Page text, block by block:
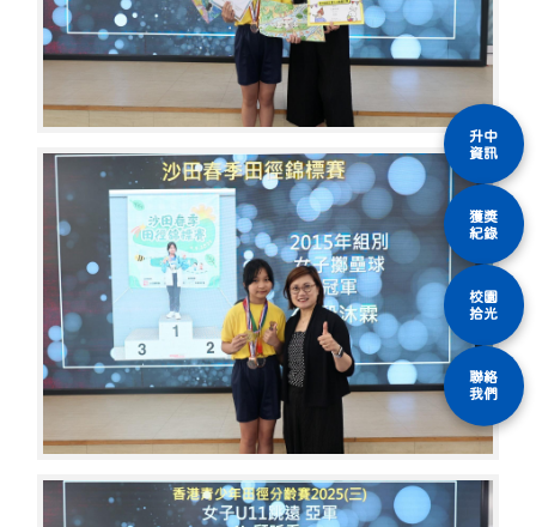
升中
資訊
獲獎
紀錄
校園
拾光
聯絡
我們